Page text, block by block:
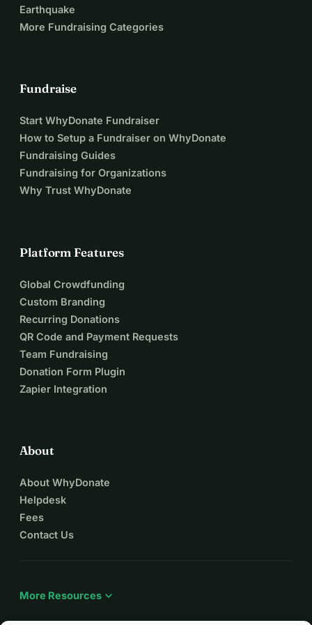
Earthquake
More Fundraising Categories
Fundraise
Start WhyDonate Fundraiser
How to Setup a Fundraiser on WhyDonate
Fundraising Guides
Fundraising for Organizations
Why Trust WhyDonate
Platform Features
Global Crowdfunding
Custom Branding
Recurring Donations
QR Code and Payment Requests
Team Fundraising
Donation Form Plugin
Zapier Integration
About
About WhyDonate
Helpdesk
Fees
Contact Us
More Resources expand_more